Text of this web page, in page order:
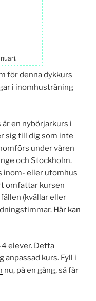
för denna dykkurs
i inomhusträning
en nybörjarkurs i
sig till dig som inte
under våren
och Stockholm.
inom- eller utomhus
omfattar kursen
(kvällar eller
Här kan
elever. Detta
kurs. Fyll i
nu, på en gång, så får